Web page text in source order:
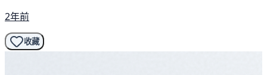
2年前
收藏